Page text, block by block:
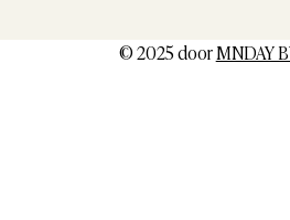
© 2025 doorMNDAY